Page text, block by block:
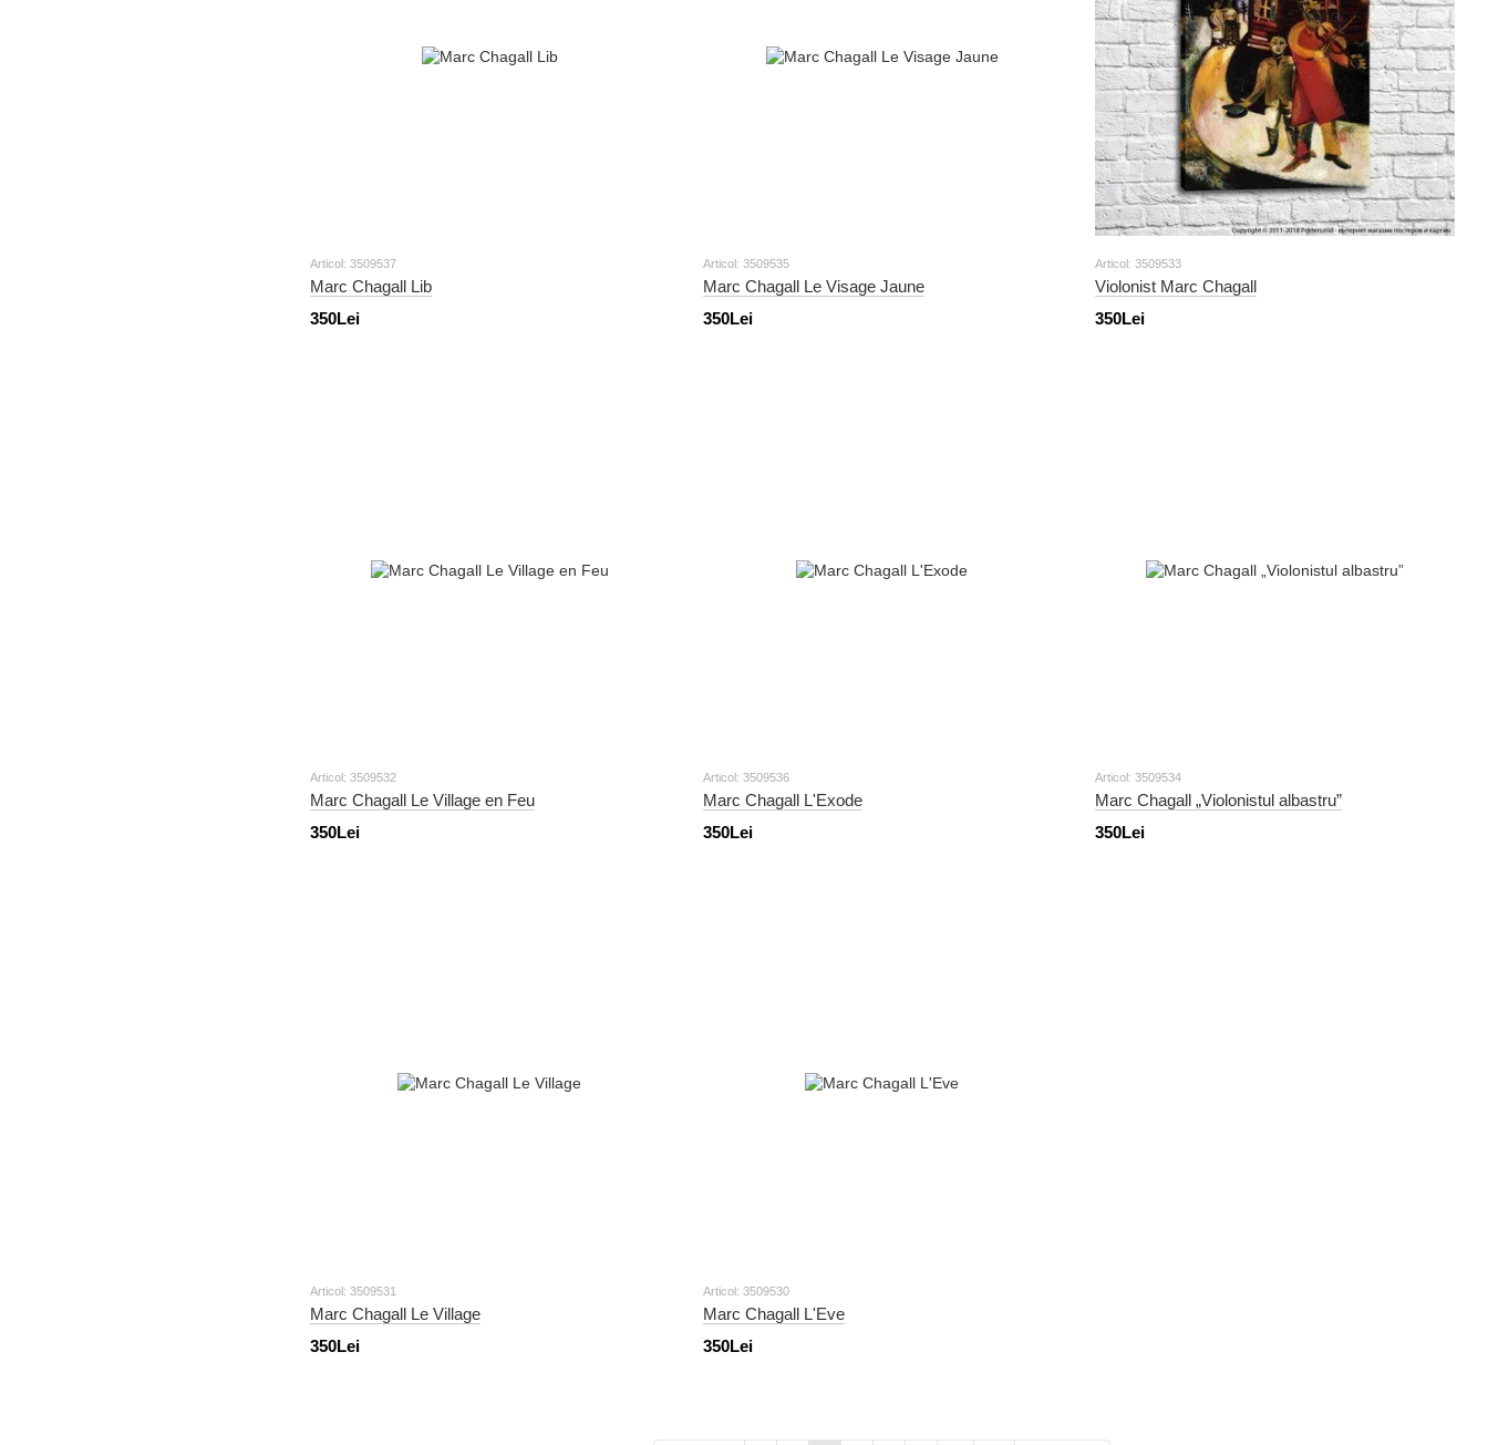
Articol: 3509537
Marc Chagall Lib
350Lei
Articol: 3509535
Marc Chagall Le Visage Jaune
350Lei
Articol: 3509533
Violonist Marc Chagall
350Lei
Articol: 3509532
Marc Chagall Le Village en Feu
350Lei
Articol: 3509536
Marc Chagall L'Exode
350Lei
Articol: 3509534
Marc Chagall „Violonistul albastru”
350Lei
Articol: 3509531
Marc Chagall Le Village
350Lei
Articol: 3509530
Marc Chagall L'Eve
350Lei